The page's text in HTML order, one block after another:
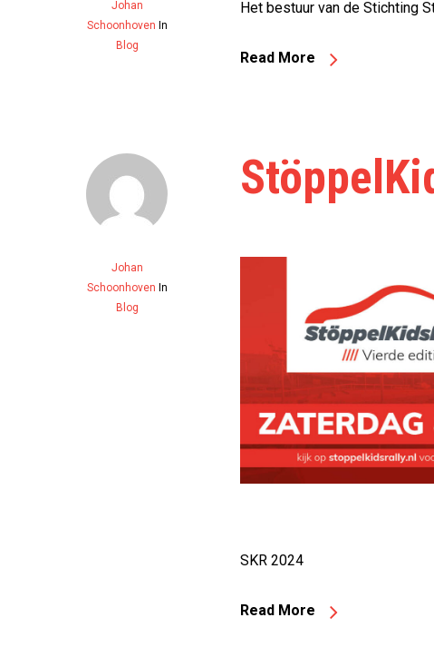
Johan
Schoonhoven In
Blog
Het bestuur van de Stichting
Read More
Johan
Schoonhoven In
Blog
SKR 2024
Read More